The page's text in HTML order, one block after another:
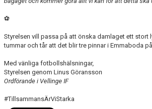
⚽
Styrelsen vill passa på att önska damlaget ett stort
tummar och tår att det blir tre pinnar i Emmaboda
Med vänliga fotbollshälsningar,
Styrelsen genom Linus Göransson
Ordförande i Vellinge IF
#TillsammansÄrViStarka